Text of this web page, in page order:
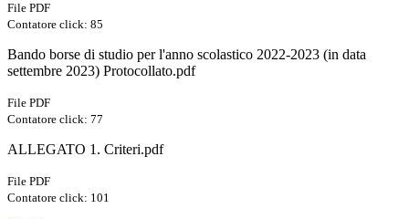
File PDF
Contatore click: 85
Bando borse di studio per l'anno scolastico 2022-2023 (in data
settembre 2023) Protocollato.pdf
File PDF
Contatore click: 77
ALLEGATO 1. Criteri.pdf
File PDF
Contatore click: 101